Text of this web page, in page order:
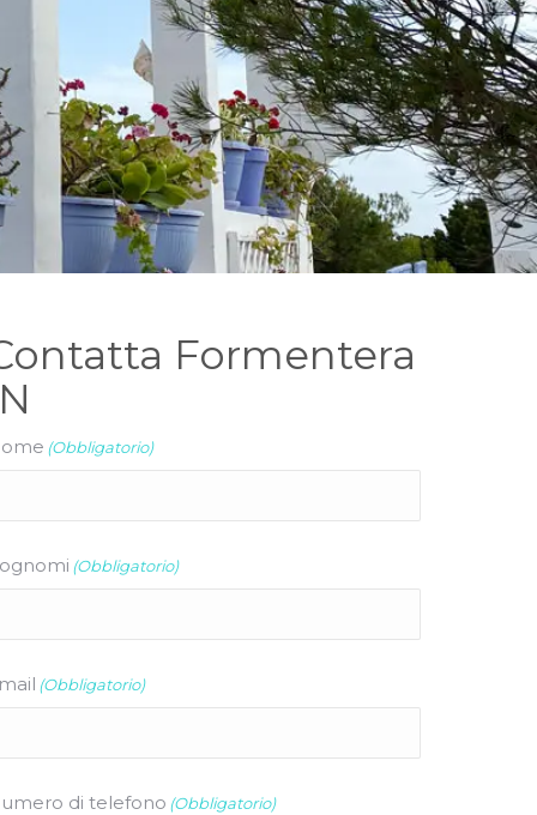
Formentera
(Obbligatorio)
(Obbligatorio)
(Obbligatorio)
di telefono (Obbligatorio)